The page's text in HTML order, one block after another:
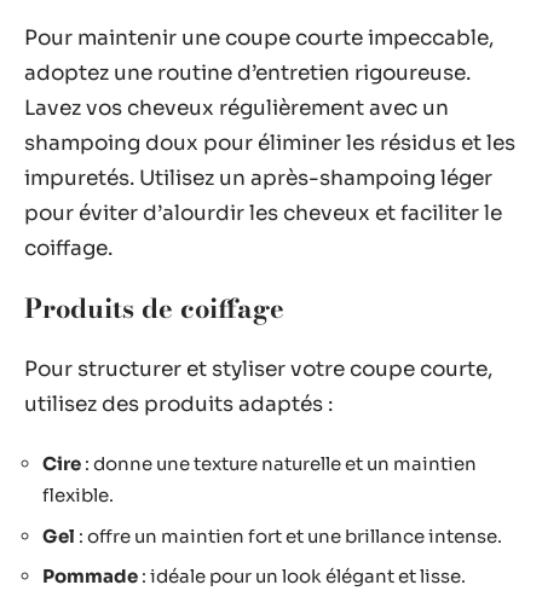
Pour maintenir une coupe courte impeccable,
adoptez une routine d’entretien rigoureuse.
Lavez vos cheveux régulièrement avec un
shampoing doux pour éliminer les résidus et les
impuretés. Utilisez un après-shampoing léger
pour éviter d’alourdir les cheveux et faciliter le
coiffage.
Produits de coiffage
Pour structurer et styliser votre coupe courte,
utilisez des produits adaptés :
Cire : donne une texture naturelle et un maintien
flexible.
Gel : offre un maintien fort et une brillance intense.
Pommade : idéale pour un look élégant et lisse.